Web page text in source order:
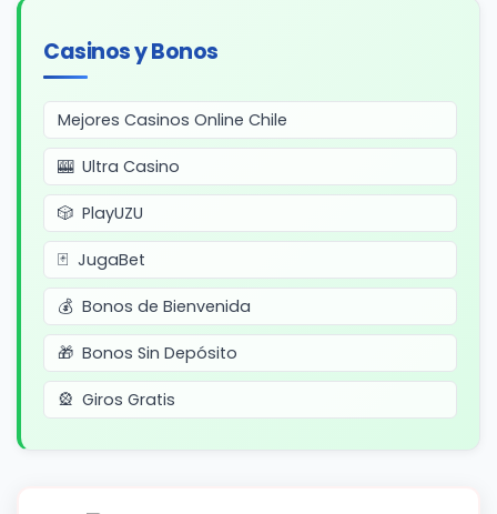
Casinos y Bonos
Mejores Casinos Online Chile
Ultra Casino
PlayUZU
JugaBet
Bonos de Bienvenida
Bonos Sin Depósito
Giros Gratis